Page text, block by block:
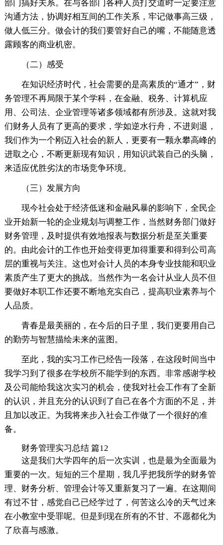
部门搞好关系。在与各部门各种人员打交道时一定要注意
沟通方法，协调好相互间的工作关系，牢记做事高三级，
做人低三分。做会计的我们要管好自己的嘴，不能随意透
露顾客的商业机密。
（二）感受
在知识经济时代，社会需要的是高素质的“通才”，财
务管理不再局限于某个学科，在金融、税务、计算机应
用、公司法、企业管理等诸多领域都有所涉及。这就对我
们财务人员有了更高的要求，学如逆水行舟，不进则退，
我们作为一个刚迈入社会的新人，更要有一颗永攀高峰的
进取之心，不断更新现有知识，用知识武装自己的头脑，
来适应优胜劣汰的市场竞争环境。
（三）发展方向
现今社会处于经济低迷和金融风暴的影响下，全民企
业开始新一轮的企业规划与调整工作，当然财务部门做好
财务管理，及时提供有效地报表与数据分析是至关重要
的。由此会计的工作也开始变得更加得重要和得到公司高
层的重视与关注。这也对会计人员的本身专业技能和职业
素质产生了更大的挑战。当然作为一名会计从业人员不但
要做好本职工作还要不断地充实自己，提高职业素养与个
人品质。
青春是最美丽的，在今后的日子里，我们更要用自己
的勤劳与智慧描绘未来的蓝图。
至此，我的实习工作已经告一段落，在这段时间当中
我学习到了很多在学校所不能学到的东西。非常感谢学校
及公司能给我这次实习的机会，使我对社会工作有了全新
的认识，并且充分的认识到了自己在各个方面的不足，并
且加以改正。为我将来步入社会工作做了一个很好的准
备。
财务管理实习总结 篇12
这是我们大学四年的后一次实训，也是最为全面最为
重要的一次。短短的三个星期，我几乎把我所学的财务管
理、财务分析、管理会计等又重新复习了一遍。在这期间
有过不甘，感觉自己已经学过了，何苦这么冷的天气过来
在小教室中受罪呢。但是到现在所有的不甘、不愿都化为
了欣喜与感激。